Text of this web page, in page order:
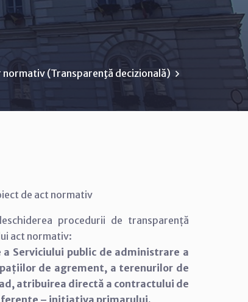
(Transparenţă decizională)
de act normativ
procedurii de transparență
act normativ:
Serviciului public de administrare a
de agrement, a terenurilor de
atribuirea directă a contractului de
– inițiativa primarului.